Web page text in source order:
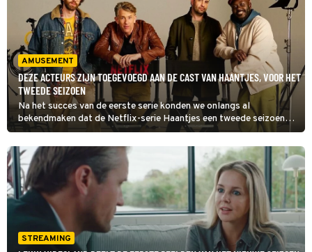
AMUSEMENT
DEZE ACTEURS ZIJN TOEGEVOEGD AAN DE CAST VAN HAANTJES, VOOR HET
TWEEDE SEIZOEN
Na het succes van de eerste serie konden we onlangs al
bekendmaken dat de Netflix-serie Haantjes een tweede seizoen
krijgt. Inmiddels weten we ook welke acteurs, naast de bekende
hoofdrolspelers, daar een rol in zullen krijgen.
STREAMING